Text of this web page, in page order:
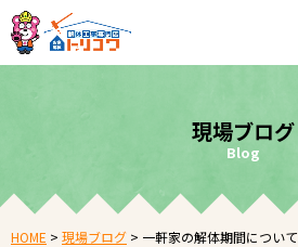
現場ブログ
Blog
HOME > 現場ブログ > 一軒家の解体期間について